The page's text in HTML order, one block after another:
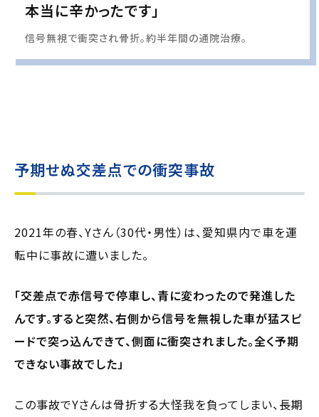
本当に辛かったです」
信号無視で衝突され骨折。約半年間の通院治療。
予期せぬ交差点での衝突事故
2021年の春、Yさん（30代・男性）は、愛知県内で車を運
転中に事故に遭いました。
「交差点で赤信号で停車し、青に変わったので発進した
んです。すると突然、右側から信号を無視した車が猛スピ
ードで突っ込んできて、側面に衝突されました。全く予期
できない事故でした」
この事故でYさんは骨折する大怪我を負ってしまい、長期